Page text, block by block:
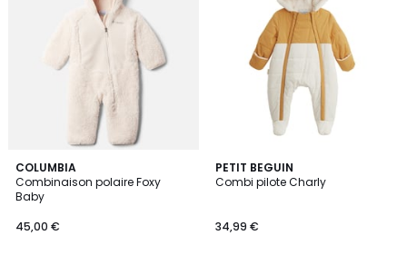
COLUMBIA
Combinaison polaire Foxy
Baby
45,00 €
PETIT BEGUIN
Combi pilote Charly
34,99 €